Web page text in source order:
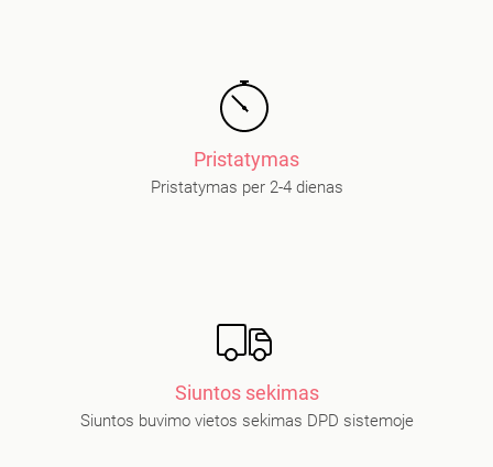
Pristatymas
Pristatymas per 2-4 dienas
Siuntos sekimas
Siuntos buvimo vietos sekimas DPD sistemoje